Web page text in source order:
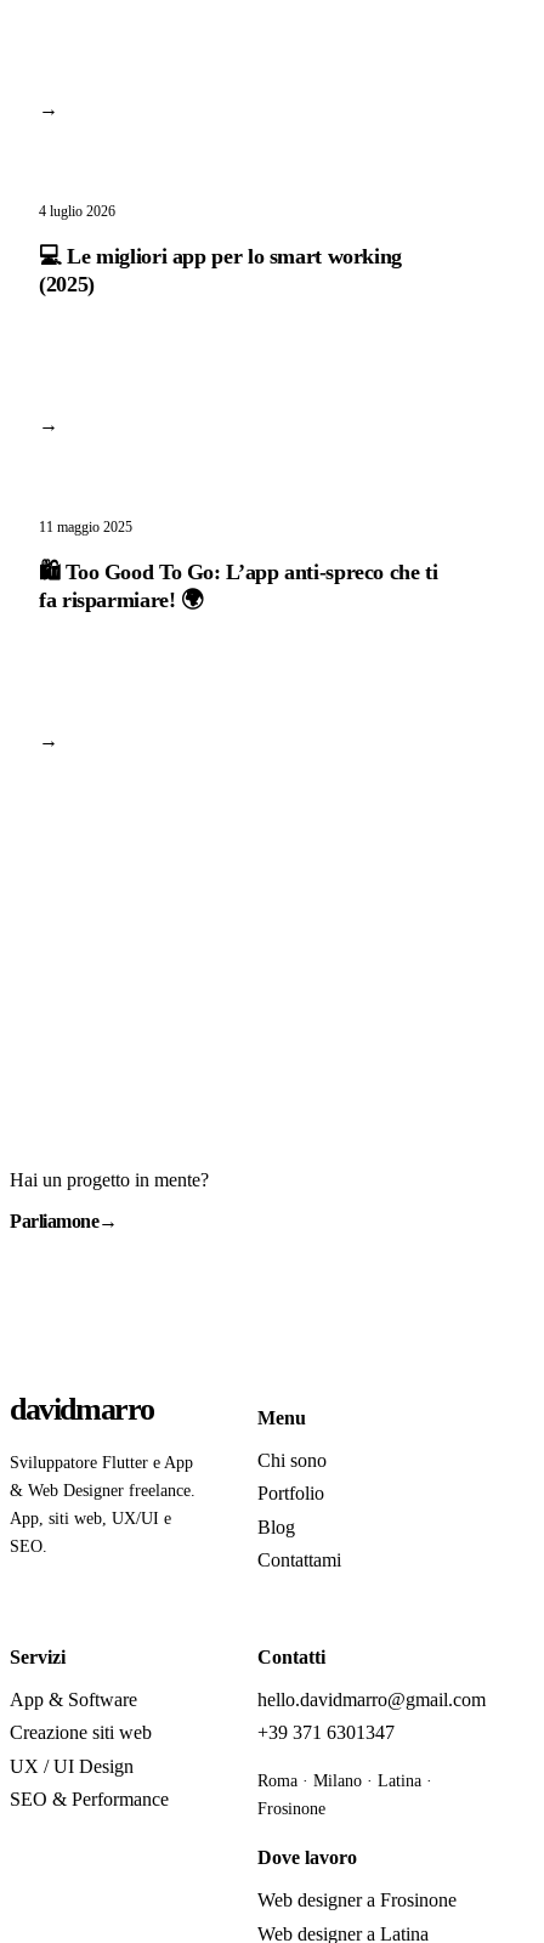
→
4 luglio 2026
💻 Le migliori app per lo smart working
(2025)
→
11 maggio 2025
🛍️ Too Good To Go: L’app anti-spreco che ti
fa risparmiare! 🌍
→
Hai un progetto in mente?
Parliamone→
davidmarro
Sviluppatore Flutter e App
& Web Designer freelance.
App, siti web, UX/UI e
SEO.
Menu
Chi sono
Portfolio
Blog
Contattami
Servizi
App & Software
Creazione siti web
UX / UI Design
SEO & Performance
Contatti
hello.davidmarro@gmail.com
+39 371 6301347
Roma · Milano · Latina ·
Frosinone
Dove lavoro
Web designer a Frosinone
Web designer a Latina